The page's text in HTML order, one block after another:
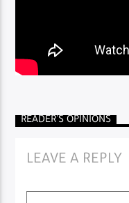
Live Broadcast
READER'S OPINIONS
LEAVE A REPLY